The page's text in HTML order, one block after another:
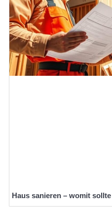
Haus sanieren – womit